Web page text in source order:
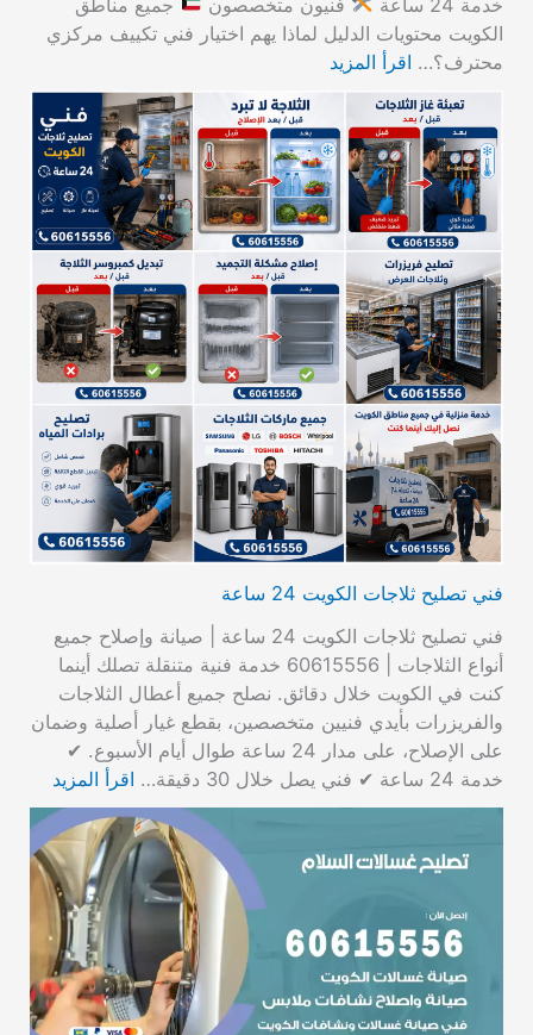
الكويت محتويات الدليل لماذا يهم اختيار فني تكييف مركزي
محترف؟… اقرأ المزيد
فني تصليح ثلاجات الكويت 24 ساعة
فني تصليح ثلاجات الكويت 24 ساعة | صيانة وإصلاح جميع
أنواع الثلاجات | 60615556 خدمة فنية متنقلة تصلك أينما
كنت في الكويت خلال دقائق. نصلح جميع أعطال الثلاجات
والفريزرات بأيدي فنيين متخصصين، بقطع غيار أصلية وضمان
على الإصلاح، على مدار 24 ساعة طوال أيام الأسبوع. ✔
خدمة 24 ساعة ✔ فني يصل خلال 30 دقيقة…
اقرأ المزيد